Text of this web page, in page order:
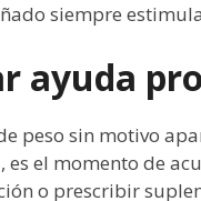
siempre
ayuda
peso sin motivo
el momento de
o prescribir